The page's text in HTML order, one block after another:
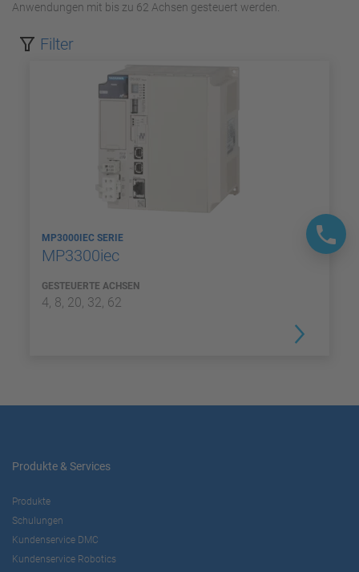
Anwendungen mit bis zu 62 Achsen gesteuert werden.
Filter
MP3000IEC SERIE
MP3300iec
GESTEUERTE ACHSEN
4, 8, 20, 32, 62
Produkte & Services
Produkte
Schulungen
Kundenservice DMC
Kundenservice Robotics